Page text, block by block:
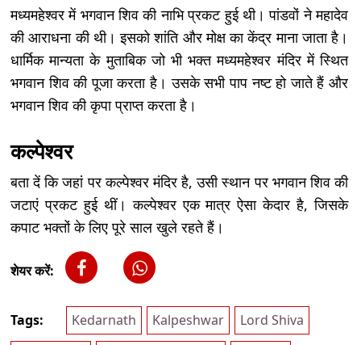
मध्यमहेश्वर में भगवान शिव की नाभि प्रकट हुई थी। पांडवों ने महादेव
की आराधना की थी। इसको शांति और मोक्ष का केंद्र माना जाता है।
धार्मिक मान्यता के मुताबिक जो भी भक्त मध्यमहेश्वर मंदिर में स्थित
भगवान शिव की पूजा करता है। उसके सभी पाप नष्ट हो जाते हैं और
भगवान शिव की कृपा प्राप्त करता है।
कल्पेश्वर
बता दें कि जहां पर कल्पेश्वर मंदिर है, उसी स्थान पर भगवान शिव की
जटाएं प्रकट हुई थीं। कल्पेश्वर एक मात्र ऐसा केदार है, जिसके
कपाट भक्तों के लिए पूरे साल खुले रहते हैं।
शेयर करें:
Tags: Kedarnath Kalpeshwar
Lord Shiva